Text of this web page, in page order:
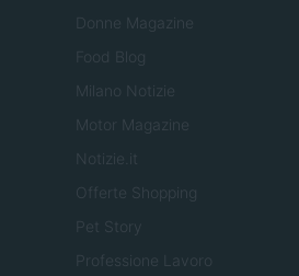
Donne Magazine
Food Blog
Milano Notizie
Motor Magazine
Notizie.it
Offerte Shopping
Pet Story
Professione Lavoro